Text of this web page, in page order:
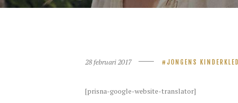
28 februari 2017 JONGENS
[prisna-google-website-translator]